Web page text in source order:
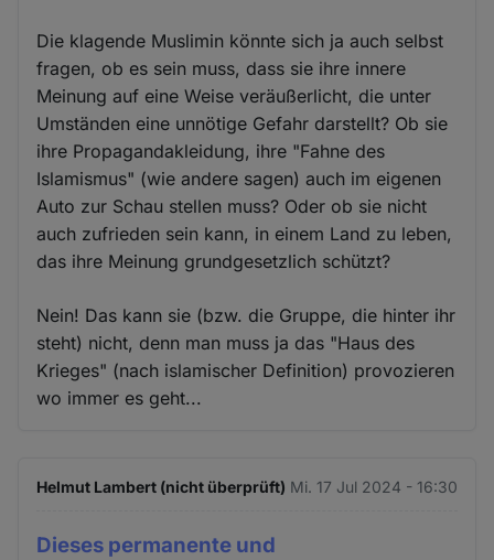
Die klagende Muslimin könnte sich ja auch selbst
fragen, ob es sein muss, dass sie ihre innere
Meinung auf eine Weise veräußerlicht, die unter
Umständen eine unnötige Gefahr darstellt? Ob sie
ihre Propagandakleidung, ihre "Fahne des
Islamismus" (wie andere sagen) auch im eigenen
Auto zur Schau stellen muss? Oder ob sie nicht
auch zufrieden sein kann, in einem Land zu leben,
das ihre Meinung grundgesetzlich schützt?
Nein! Das kann sie (bzw. die Gruppe, die hinter ihr
steht) nicht, denn man muss ja das "Haus des
Krieges" (nach islamischer Definition) provozieren
wo immer es geht...
Helmut Lambert (nicht überprüft) Mi. 17 Jul 2024 - 16:30
Dieses permanente und